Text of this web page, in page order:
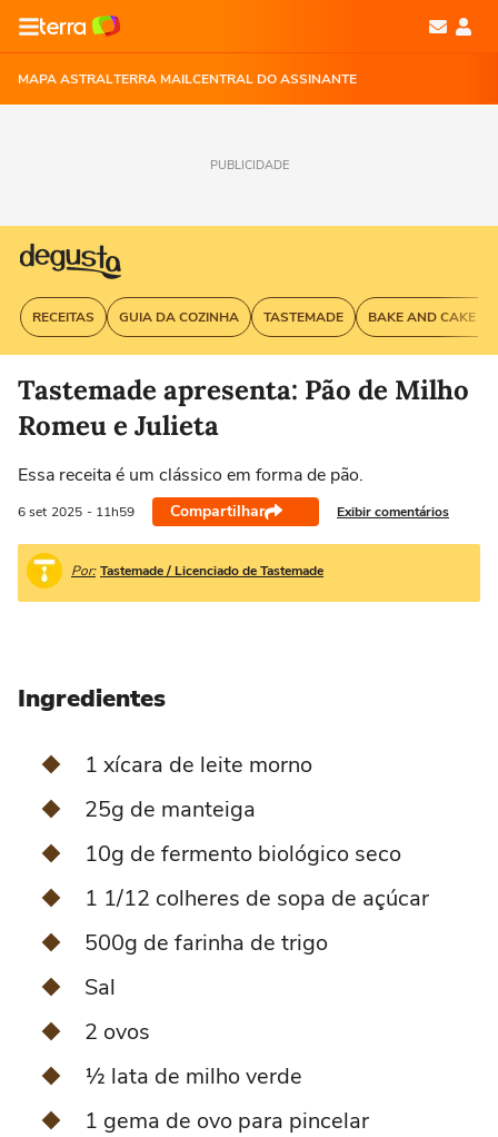
MAPA ASTRALTERRA MAILCENTRAL DO ASSINANTE
PUBLICIDADE
RECEITAS GUIA DA COZINHA TASTEMADE BAKE AND CAKE
Tastemade apresenta: Pão de Milho
Romeu e Julieta
Essa receita é um clássico em forma de pão.
6 set 2025 - 11h59 Compartilhar Exibir comentários
Por: Tastemade / Licenciado de Tastemade
Ingredientes
1 xícara de leite morno
25g de manteiga
10g de fermento biológico seco
1 1/12 colheres de sopa de açúcar
500g de farinha de trigo
Sal
2 ovos
½ lata de milho verde
1 gema de ovo para pincelar